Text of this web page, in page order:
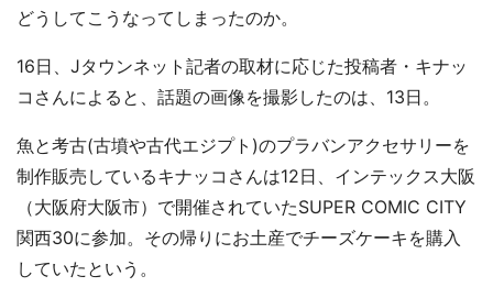
どうしてこうなってしまったのか。
16日、Jタウンネット記者の取材に応じた投稿者・キナッ
コさんによると、話題の画像を撮影したのは、13日。
魚と考古(古墳や古代エジプト)のプラバンアクセサリーを
制作販売しているキナッコさんは12日、インテックス大阪
（大阪府大阪市）で開催されていたSUPER COMIC CITY
関西30に参加。その帰りにお土産でチーズケーキを購入
していたという。